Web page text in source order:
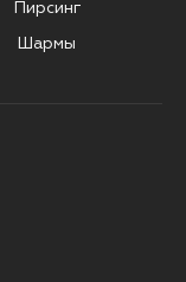
Пирсинг
Шармы